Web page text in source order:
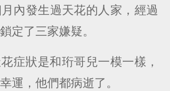
內發生過天花的人家，經過
定了三家嫌疑。
症狀是和珩哥兒一模一樣，
運，他們都病逝了。